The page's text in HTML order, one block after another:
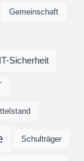
Gemeinschaft
IT-Sicherheit
Schulträger